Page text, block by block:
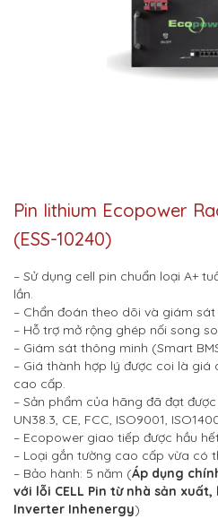
Pin lithium Ecopower
(ESS-10240)
– Sử dụng cell pin chuẩn loại A+
lần.
– Chẩn đoán theo dõi và giám
– Hỗ trợ mở rộng ghép nối song
– Giám sát thông minh (Smart
– Giá thành hợp lý được coi là
cao cấp.
– Sản phẩm của hãng đã đạt được
UN38.3, CE, FCC, ISO9001,
– Ecopower giao tiếp được hầu
– Loại gắn tường cao cấp vừa có
– Bảo hành: 5 năm (Áp dụng
với lỗi CELL Pin từ nhà sản
Inverter Inhenergy)